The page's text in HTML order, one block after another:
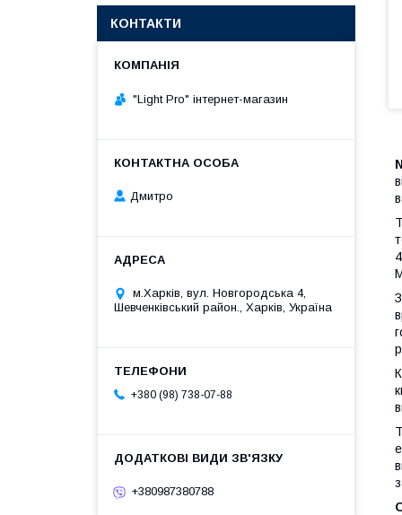
КОНТАКТИ
"Light Pro" інтернет-магазин
Дмитро
м.Харків, вул. Новгородська 4,
Шевченківський район., Харків, Україна
+380 (98) 738-07-88
+380987380788